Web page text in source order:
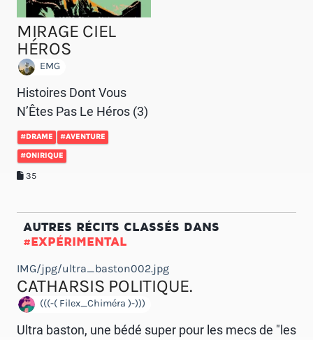
MIRAGE CIEL
HÉROS
EMG
Histoires Dont Vous
N’Êtes Pas Le Héros (3)
#DRAME #AVENTURE
#ONIRIQUE
35
AUTRES RÉCITS CLASSÉS DANS
#EXPÉRIMENTAL
IMG/jpg/ultra_baston002.jpg
CATHARSIS POLITIQUE.
(((-( Filex_Chiméra )-)))
Ultra baston, une bédé super pour les mecs de "les